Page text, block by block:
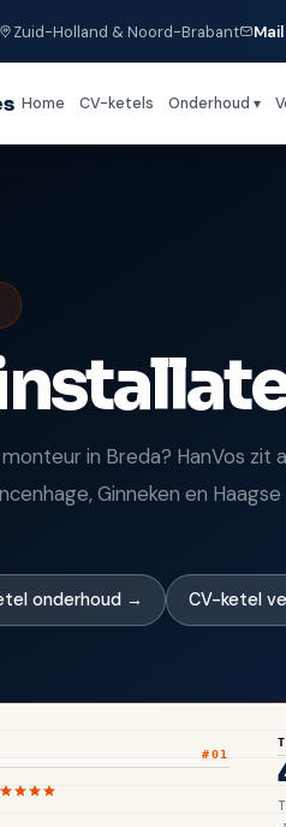
Zuid-Holland & Noord-Brabant
Home CV-ketels Onderhoud ▾
in Breda? HanVos zit
Ginneken en
onderhoud → CV-ketel
#01